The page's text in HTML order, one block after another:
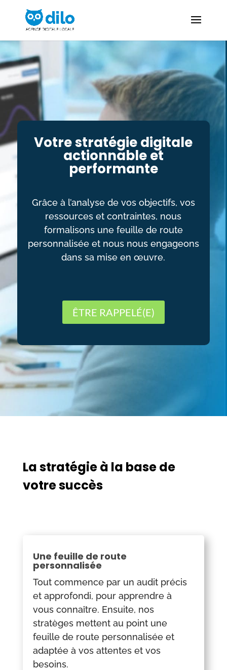
Votre stratégie digitale
actionnableet
performante
Grâce à l’analyse de vos objectifs, vos
ressources et contraintes, nous
formalisons une feuille de route
personnalisée et nous nous engageons
dans sa mise en œuvre.
ÊTRE RAPPELÉ(E)
La stratégie à la base de
votre succès
Une feuille de route
personnalisée
Tout commence par un audit précis
et approfondi, pour apprendre à
vous connaître. Ensuite, nos
stratèges mettent au point une
feuille de route personnalisée et
adaptée à vos attentes et vos
besoins.